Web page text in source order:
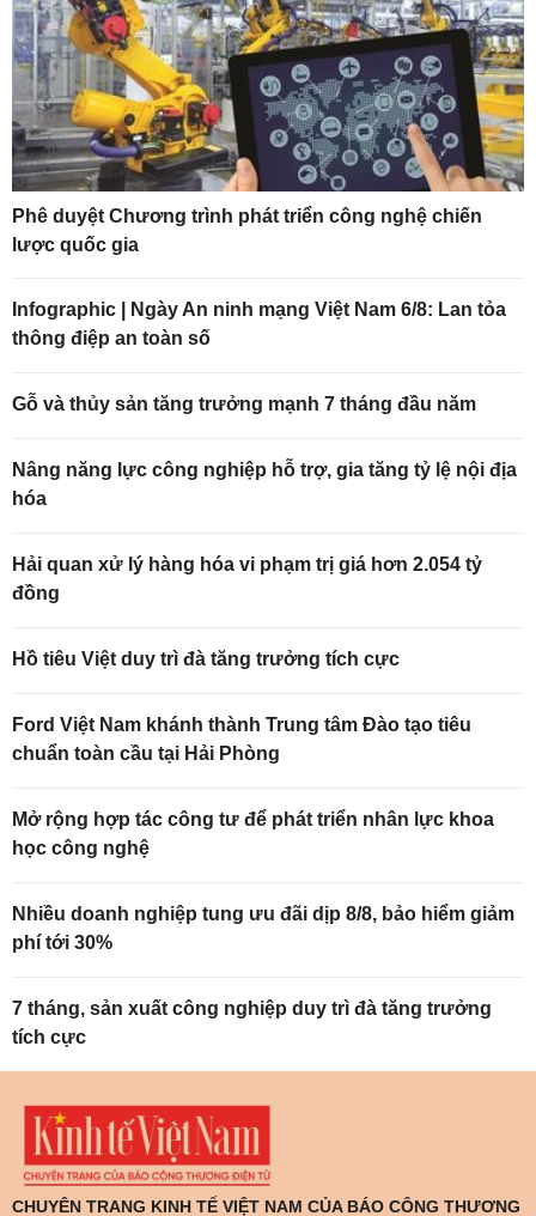
Phê duyệt Chương trình phát triển công nghệ chiến
lược quốc gia
Infographic | Ngày An ninh mạng Việt Nam 6/8: Lan tỏa
thông điệp an toàn số
Gỗ và thủy sản tăng trưởng mạnh 7 tháng đầu năm
Nâng năng lực công nghiệp hỗ trợ, gia tăng tỷ lệ nội địa
hóa
Hải quan xử lý hàng hóa vi phạm trị giá hơn 2.054 tỷ
đồng
Hồ tiêu Việt duy trì đà tăng trưởng tích cực
Ford Việt Nam khánh thành Trung tâm Đào tạo tiêu
chuẩn toàn cầu tại Hải Phòng
Mở rộng hợp tác công tư để phát triển nhân lực khoa
học công nghệ
Nhiều doanh nghiệp tung ưu đãi dịp 8/8, bảo hiểm giảm
phí tới 30%
7 tháng, sản xuất công nghiệp duy trì đà tăng trưởng
tích cực
CHUYÊN TRANG KINH TẾ VIỆT NAM CỦA BÁO CÔNG THƯƠNG